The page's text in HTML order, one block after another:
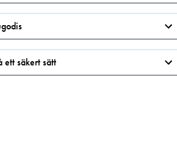
ett säkert sätt